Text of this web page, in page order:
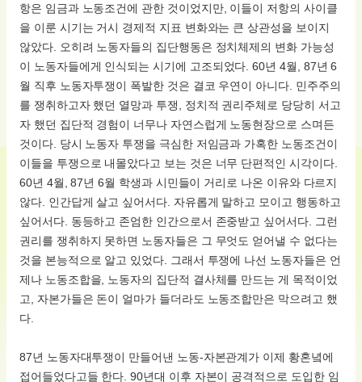
항은 임금과 노동조건에 관한 것이었지만, 이들이 저항의 사이클
을 이룬 시기는 거시 경제적 지표 변화와는 큰 상관성을 보이지
않았다. 오히려 노동자들의 집단행동은 정치체제의 변화 가능성
이 노동자들에게 인식되는 시기에 고조되었다. 60년 4월, 87년 6
월 직후 노동자투쟁이 폭발한 것은 결코 우연이 아니다. 민주주의
를 쟁취하고자 했던 열망과 투쟁, 정치적 권리주체로 당당히 서고
자 했던 집단적 경험이 너무나 자연스럽게 노동현장으로 스며든
것이다. 당시 노동자 투쟁을 극심한 저임금과 가혹한 노동조건이
이들을 투쟁으로 내몰았다고 보는 것은 너무 단편적인 시각이다.
60년 4월, 87년 6월 학생과 시민들이 거리로 나온 이유와 다르지
않다. 인간답게 살고 싶어서다. 자유롭게 말하고 모이고 행동하고
싶어서다. 동등하고 존엄한 인간으로서 존중받고 싶어서다. 그런
권리를 쟁취하지 못하면 노동자들은 그 무엇도 얻어낼 수 없다는
것을 본능적으로 알고 있었다. 그래서 투쟁에 나선 노동자들은 언
제나 노동조합을, 노동자의 집단적 결사체를 만드는 게 목적이었
고, 자본가들은 돈이 얼마가 들더라도 노동조합만은 막으려고 했
다.
87년 노동자대투쟁이 만들어낸 노동-자본관계가 이제 황혼녘에
접어들었다고들 한다. 90년대 이후 자본이 공격적으로 도입한 임